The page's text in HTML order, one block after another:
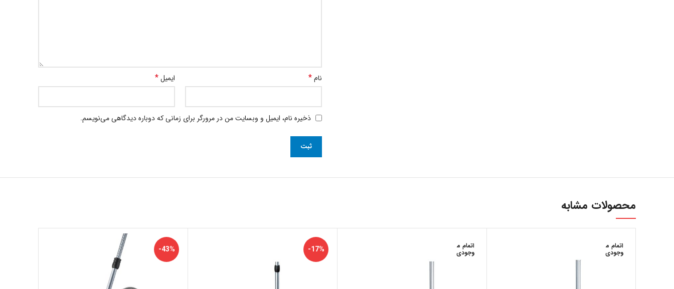
نام* ایمیل*
ذخیره نام، ایمیل و وبسایت من در مرورگر برای زمانی که دوباره دیدگاهی می‌نویسم.
محصولات مشابه
اتمام م
وجودی
اتمام م
وجودی -17%
-43%